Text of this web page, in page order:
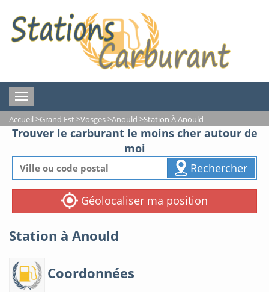
Toggle
navigation
Accueil >Grand Est >Vosges>Anould >Station À Anould
Trouver le carburant le moins cher autour de
moi
Rechercher
Géolocaliser ma position
Station à Anould
Coordonnées